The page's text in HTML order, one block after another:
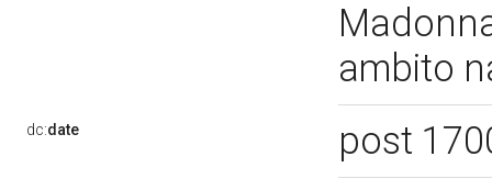
ambito
dc:date post